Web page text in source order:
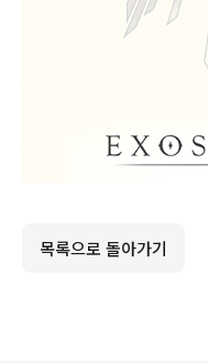
목록으로 돌아가기